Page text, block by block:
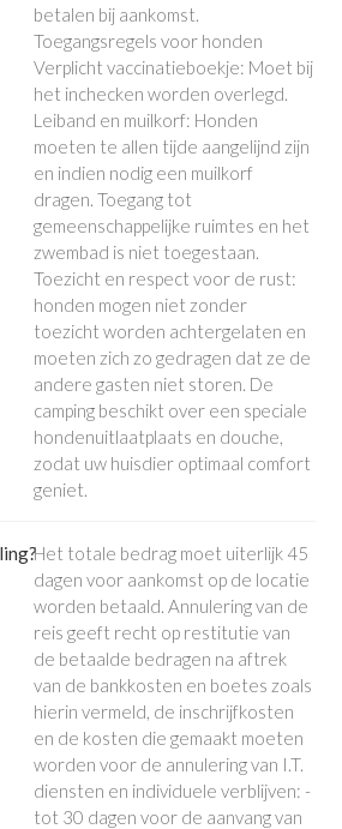
betalen bij aankomst.
Toegangsregels voor honden
Verplicht vaccinatieboekje: Moet bij
het inchecken worden overlegd.
Leiband en muilkorf: Honden
moeten te allen tijde aangelijnd zijn
en indien nodig een muilkorf
dragen. Toegang tot
gemeenschappelijke ruimtes en het
zwembad is niet toegestaan.
Toezicht en respect voor de rust:
honden mogen niet zonder
toezicht worden achtergelaten en
moeten zich zo gedragen dat ze de
andere gasten niet storen. De
camping beschikt over een speciale
hondenuitlaatplaats en douche,
zodat uw huisdier optimaal comfort
geniet.
Het totale bedrag moet uiterlijk 45
dagen voor aankomst op de locatie
worden betaald. Annulering van de
reis geeft recht op restitutie van
de betaalde bedragen na aftrek
van de bankkosten en boetes zoals
hierin vermeld, de inschrijfkosten
en de kosten die gemaakt moeten
worden voor de annulering van I.T.
diensten en individuele verblijven: -
tot 30 dagen voor de aanvang van